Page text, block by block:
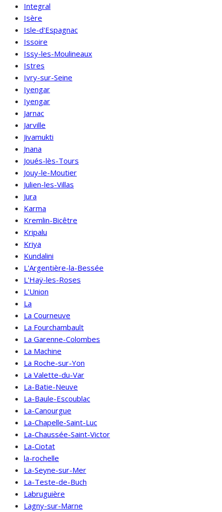
Integral
Isère
Isle-d'Espagnac
Issoire
Issy-les-Moulineaux
Istres
Ivry-sur-Seine
Iyengar
Iyengar
Jarnac
Jarville
Jivamukti
Jnana
Joués-lès-Tours
Jouy-le-Moutier
Julien-les-Villas
Jura
Karma
Kremlin-Bicêtre
Kripalu
Kriya
Kundalini
L'Argentière-la-Bessée
L'Haÿ-les-Roses
L'Union
La
La Courneuve
La Fourchambault
La Garenne-Colombes
La Machine
La Roche-sur-Yon
La Valette-du-Var
La-Batie-Neuve
La-Baule-Escoublac
La-Canourgue
La-Chapelle-Saint-Luc
La-Chaussée-Saint-Victor
La-Ciotat
la-rochelle
La-Seyne-sur-Mer
La-Teste-de-Buch
Labruguière
Lagny-sur-Marne